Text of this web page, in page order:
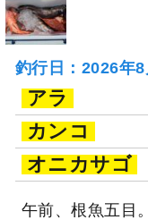
釣行日：2026年
アラ
カンコ
オニカサゴ
午前、根魚五目